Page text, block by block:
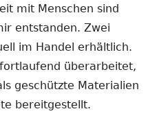
mit Menschen sind
entstanden. Zwei
im Handel erhältlich.
überarbeitet,
geschützte Materialien
bereitgestellt.